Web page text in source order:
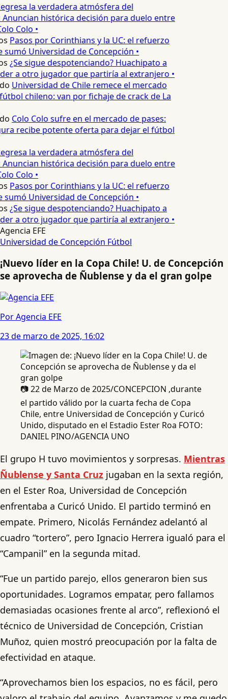
la verdadera atmósfera del
histórica decisión para duelo entre
Colo •
Pasos por Corinthians y la UC: el refuerzo
Universidad de Concepción •
¿Se sigue despotenciando? Huachipato a
a otro jugador que partiría al extranjero •
Universidad de Chile remece el mercado
chileno: van por fichaje de crack de La
Colo Colo sufre en el mercado de pases:
recibe potente oferta para dejar el fútbol
la verdadera atmósfera del
histórica decisión para duelo entre
Colo •
Pasos por Corinthians y la UC: el refuerzo
Universidad de Concepción •
¿Se sigue despotenciando? Huachipato a
a otro jugador que partiría al extranjero •
Agencia EFE
Universidad de Concepción Fútbol
¡Nuevo líder en la Copa Chile! U. de Concepción
se aprovecha de Ñublense y da el gran golpe
Por Agencia EFE
23 de marzo de 2025, 16:02
📷 22 de Marzo de 2025/CONCEPCION ,durante
el partido válido por la cuarta fecha de Copa
Chile, entre Universidad de Concepción y Curicó
Unido, disputado en el Estadio Ester Roa FOTO:
DANIEL PINO/AGENCIA UNO
El grupo H tuvo movimientos y sorpresas. Mientras
Ñublense y Santa Cruz jugaban en la sexta región,
en el Ester Roa, Universidad de Concepción
enfrentaba a Curicó Unido. El partido terminó en
empate. Primero, Nicolás Fernández adelantó al
cuadro “tortero”, pero Ignacio Herrera igualó para el
“Campanil” en la segunda mitad.
“Fue un partido parejo, ellos generaron bien sus
oportunidades. Logramos empatar, pero fallamos
demasiadas ocasiones frente al arco”, reflexionó el
técnico de Universidad de Concepción, Cristian
Muñoz, quien mostró preocupación por la falta de
efectividad en ataque.
“Aprovechamos bien los espacios, no es fácil, pero